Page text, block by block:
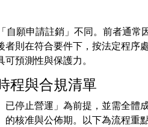
願申請註銷」不同。前者通常
則在符合要件下，按法定程序
可預測性與保護力。
程與合規清單
已停止營運」為前提，並需全體
核准與公佈期。以下為流程重